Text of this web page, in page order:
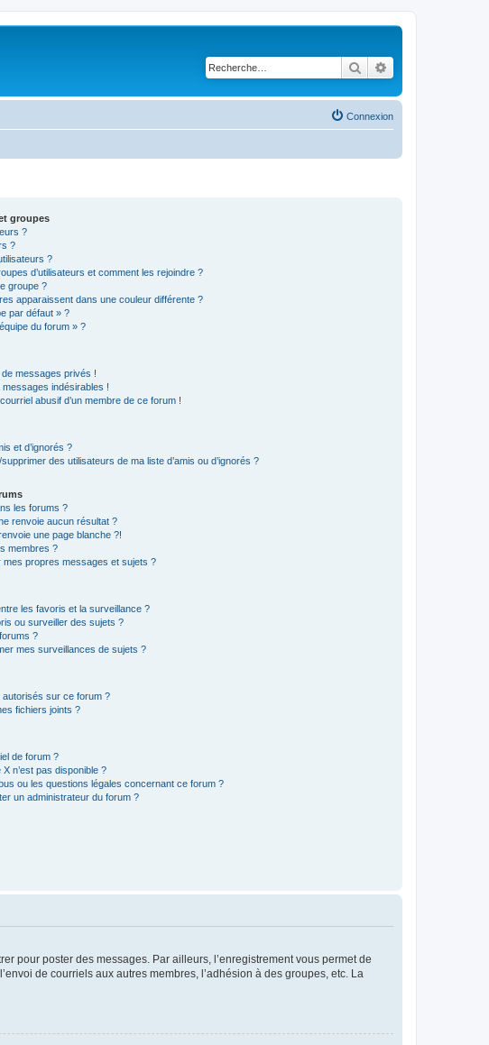
Rechercher
Connexion
groupes
?
?
?
d’utilisateurs et comment les rejoindre ?
groupe ?
apparaissent dans une couleur différente ?
par défaut » ?
du forum » ?
messages privés !
indésirables !
abusif d’un membre de ce forum !
et d’ignorés ?
des utilisateurs de ma liste d’amis ou d’ignorés ?
les forums ?
renvoie aucun résultat ?
une page blanche ?!
membres ?
mes propres messages et sujets ?
les favoris et la surveillance ?
ou surveiller des sujets ?
?
mes surveillances de sujets ?
sur ce forum ?
fichiers joints ?
de forum ?
n’est pas disponible ?
ou les questions légales concernant ce forum ?
un administrateur du forum ?
pour poster des messages. Par ailleurs, l’enregistrement vous permet de
de courriels aux autres membres, l’adhésion à des groupes, etc. La